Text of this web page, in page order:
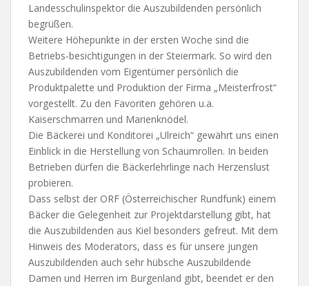
Landesschulinspektor die Auszubildenden persönlich
begrüßen.
Weitere Höhepunkte in der ersten Woche sind die
Betriebs-besichtigungen in der Steiermark. So wird den
Auszubildenden vom Eigentümer persönlich die
Produktpalette und Produktion der Firma „Meisterfrost“
vorgestellt. Zu den Favoriten gehören u.a.
Kaiserschmarren und Marienknödel.
Die Bäckerei und Konditorei „Ulreich“ gewährt uns einen
Einblick in die Herstellung von Schaumrollen. In beiden
Betrieben dürfen die Bäckerlehrlinge nach Herzenslust
probieren.
Dass selbst der ORF (Österreichischer Rundfunk) einem
Bäcker die Gelegenheit zur Projektdarstellung gibt, hat
die Auszubildenden aus Kiel besonders gefreut. Mit dem
Hinweis des Moderators, dass es für unsere jungen
Auszubildenden auch sehr hübsche Auszubildende
Damen und Herren im Burgenland gibt, beendet er den